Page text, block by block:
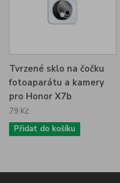
Tvrzené sklo na čočku
fotoaparátu a kamery
pro Honor X7b
79 Kč
Přidat do košíku